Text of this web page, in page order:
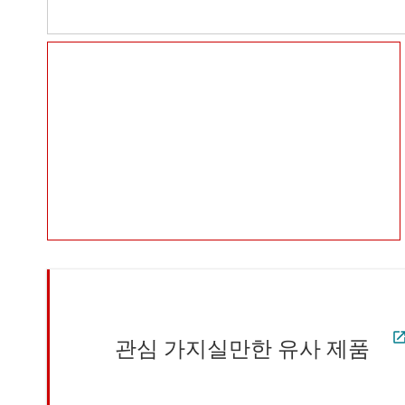
관심 가지실만한 유사 제품